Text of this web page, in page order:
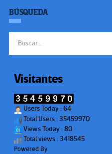
BÚSQUEDA
Visitantes
Users Today : 64
Total Users : 35459970
Views Today : 80
Total views : 3418545
Powered By